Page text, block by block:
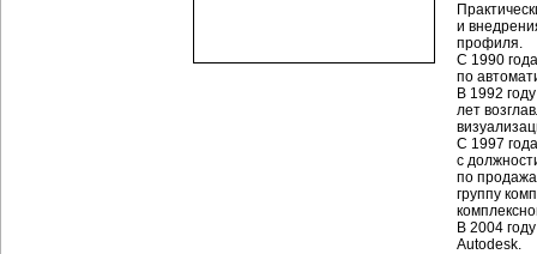
и
профиля.
С 1990
по
В 1992
лет
С 1997
с
по
группу
В 2004
Autodesk.